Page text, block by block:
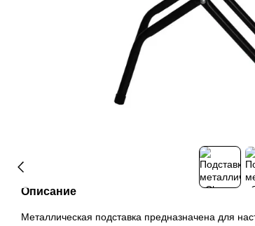
Описание
Металлическая подставка предназначена для